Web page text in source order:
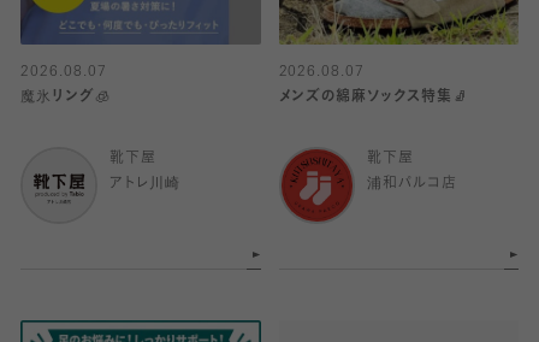
2026.08.07
魔氷リング🧊
靴下屋
アトレ川崎
2026.08.07
メンズの綿麻ソックス特集🧦
靴下屋
浦和パルコ店